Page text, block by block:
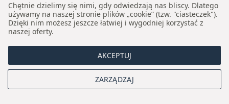
Biuro nieruchomości premium Kraków
Biuro nieruchomości premium Wrocław
O nas
Chętnie dzielimy się nimi, gdy odwiedzają nas bliscy. Dlatego
używamy na naszej stronie plików „cookie” (tzw. "ciasteczek").
Dzięki nim możesz jeszcze łatwiej i wygodniej korzystać z
naszej oferty.
AKCEPTUJ
ZARZĄDZAJ